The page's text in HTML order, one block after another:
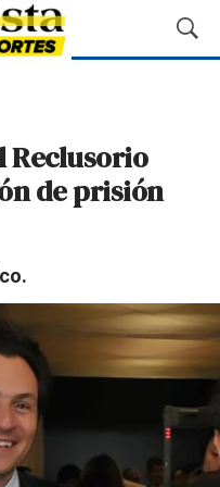
M
o
e
d
a
Reclusorio
de prisión